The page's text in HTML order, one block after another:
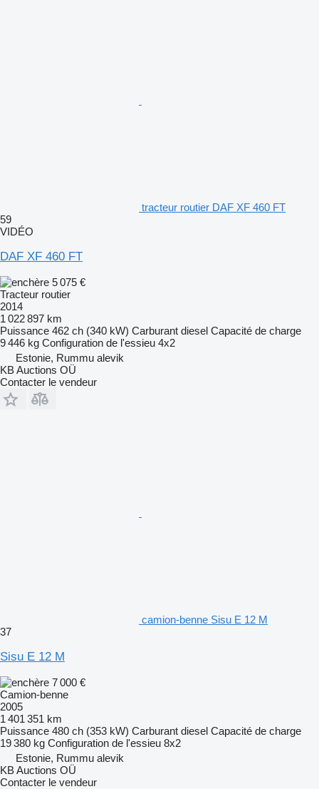
tracteur routier DAF XF 460 FT
59
VIDÉO
DAF XF 460 FT
5 075 €
Tracteur routier
2014
1 022 897 km
Puissance 462 ch (340 kW) Carburant diesel Capacité de charge
9 446 kg Configuration de l'essieu 4x2
Estonie, Rummu alevik
KB Auctions OÜ
Contacter le vendeur
camion-benne Sisu E 12 M
37
Sisu E 12 M
7 000 €
Camion-benne
2005
1 401 351 km
Puissance 480 ch (353 kW) Carburant diesel Capacité de charge
19 380 kg Configuration de l'essieu 8x2
Estonie, Rummu alevik
KB Auctions OÜ
Contacter le vendeur